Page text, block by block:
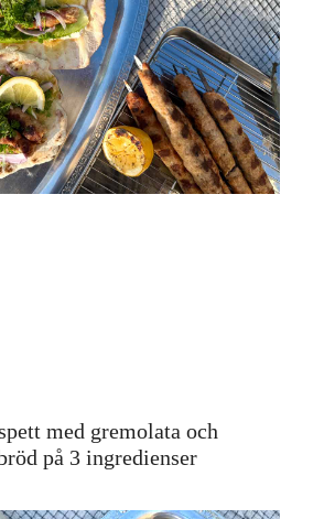
med gremolata och
på 3 ingredienser